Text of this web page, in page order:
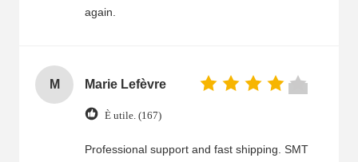
again.
M Marie Lefèvre
È utile. (167)
Professional support and fast shipping. SMT